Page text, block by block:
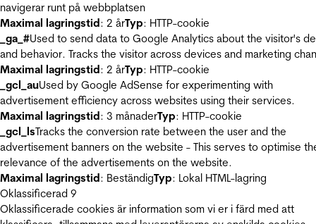
navigerar runt på webbplatsen
Maximal lagringstid: 2 årTyp: HTTP-cookie
_ga_#Used to send data to Google Analytics about the visitor's
and behavior. Tracks the visitor across devices and marketing
Maximal lagringstid: 2 årTyp: HTTP-cookie
_gcl_auUsed by Google AdSense for experimenting with
advertisement efficiency across websites using their services.
Maximal lagringstid: 3 månaderTyp: HTTP-cookie
_gcl_lsTracks the conversion rate between the user and the
advertisement banners on the website - This serves to optimise
relevance of the advertisements on the website.
Maximal lagringstid: BeständigTyp: Lokal HTML-lagring
Oklassificerad 9
Oklassificerade cookies är information som vi er i färd med att